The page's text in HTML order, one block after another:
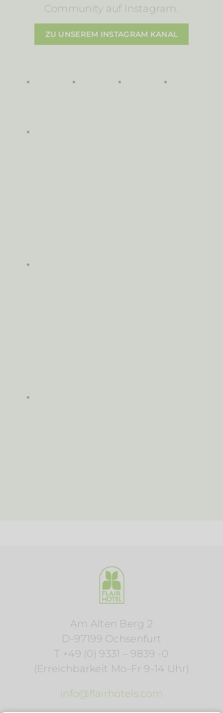
Community auf Instagram.
ZU UNSEREM INSTAGRAM KANAL
Am Alten Berg 2
D-97199 Ochsenfurt
T +49 (0) 9331 – 9839 -0
(Erreichbarkeit Mo-Fr 9-14 Uhr)
info@flairhotels.com